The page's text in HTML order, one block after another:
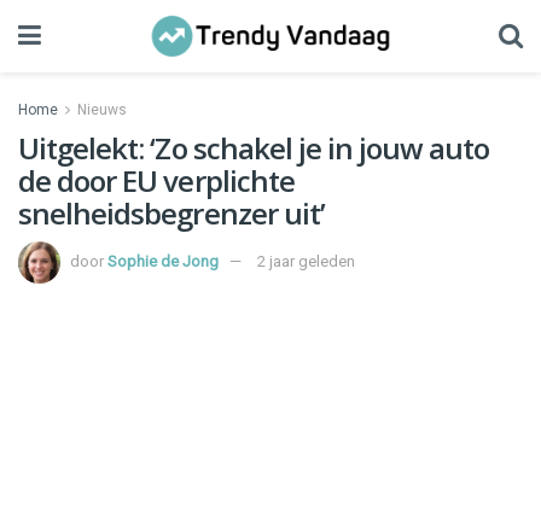
Home Nieuws
Uitgelekt: ‘Zo schakel je in jouw auto
de door EU verplichte
snelheidsbegrenzer uit’
door Sophie de Jong 2 jaar geleden